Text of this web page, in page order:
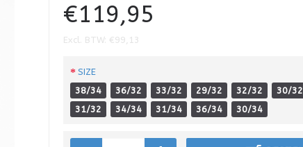
€119,95
Excl. BTW: €99,13
SIZE
38/34
36/32 33/32 29/32 32/32 30/32
31/32
34/34 31/34 36/34 30/34